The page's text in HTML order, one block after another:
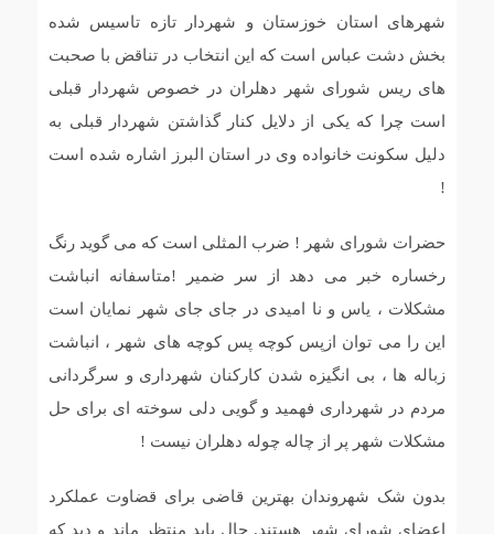
شهرهای استان خوزستان و شهردار تازه تاسیس شده
بخش دشت عباس است که این انتخاب در تناقض با صحبت
های ریس شورای شهر دهلران در خصوص شهردار قبلی
است چرا که یکی از دلایل کنار گذاشتن شهردار قبلی به
دلیل سکونت خانواده وی در استان البرز اشاره شده است
!
حضرات شورای شهر ! ضرب المثلی است که می گوید رنگ
رخساره خبر می دهد از سر ضمیر !متاسفانه انباشت
مشکلات ، یاس و نا امیدی در جای جای شهر نمایان است
این را می توان ازپس کوچه پس کوچه های شهر ، انباشت
زباله ها ، بی انگیزه شدن کارکنان شهرداری و سرگردانی
مردم در شهرداری فهمید و گویی دلی سوخته ای برای حل
مشکلات شهر پر از چاله چوله دهلران نیست !
بدون شک شهروندان بهترین قاضی برای قضاوت عملکرد
اعضای شورای شهر هستند. حال باید منتظر ماند و دید که